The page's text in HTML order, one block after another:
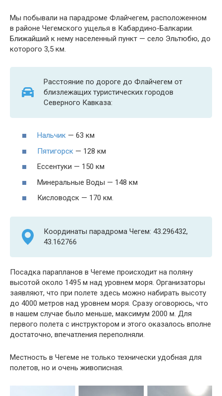
Мы побывали на парадроме Флайчегем, расположенном
в районе Чегемского ущелья в Кабардино-Балкарии.
Ближайший к нему населенный пункт — село Эльтюбю, до
которого 3,5 км.
Расстояние по дороге до Флайчегем от
близлежащих туристических городов
Северного Кавказа:
Нальчик — 63 км
Пятигорск — 128 км
Ессентуки — 150 км
Минеральные Воды — 148 км
Кисловодск — 170 км.
Координаты парадрома Чегем: 43.296432,
43.162766
Посадка парапланов в Чегеме происходит на поляну
высотой около 1495 м над уровнем моря. Организаторы
заявляют, что при полете здесь можно набирать высоту
до 4000 метров над уровнем моря. Сразу оговорюсь, что
в нашем случае было меньше, максимум 2000 м. Для
первого полета с инструктором и этого оказалось вполне
достаточно, впечатления переполняли.
Местность в Чегеме не только технически удобная для
полетов, но и очень живописная.